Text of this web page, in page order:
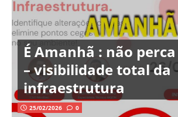
É Amanhã : não
– visibilidade total da
infraestrutura
25/02/2026 0